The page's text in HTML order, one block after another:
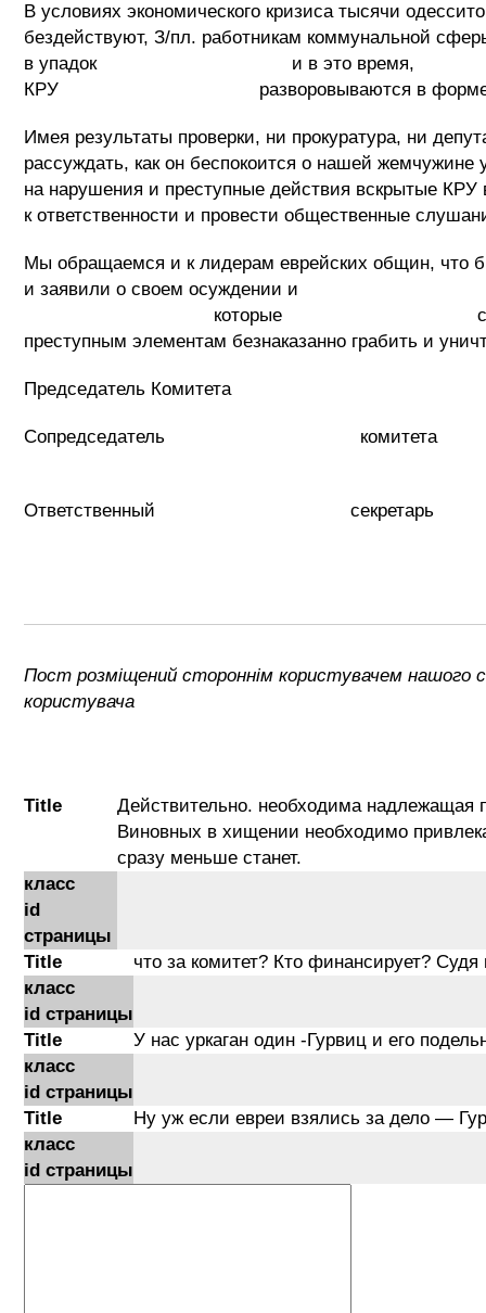
В условиях экономического кризиса тысячи
бездействуют, З/пл. работникам коммунальной
в упадок и в это время,
КРУ разворовываются в форме не
Имея результаты проверки, ни прокуратура, ни
рассуждать, как он беспокоится о нашей
на нарушения и преступные действия вскрытые
к ответственности и провести общественные
Мы обращаемся и к лидерам еврейских общин, что
и заявили о своем осуждении и не
которые
преступным элементам безнаказанно грабить и
Председатель
Сопредседатель комитета
Ответственный секретарь
Пост розміщений стороннім користувачем нашого
користувача
Title
Действительно. необходима надлежащая
Виновных в хищении необходимо
сразу меньше станет.
класс
id
страницы
Title
что за комитет? Кто финансирует?
класс
id страницы
Title
У нас уркаган один -Гурвиц и его
класс
id страницы
Title
Ну уж если евреи взялись за дело —
класс
id страницы